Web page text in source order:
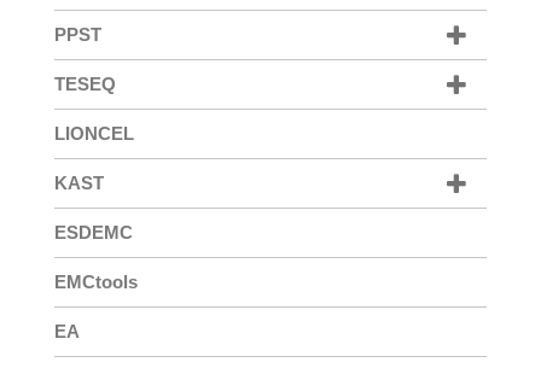
PPST
TESEQ
LIONCEL
KAST
ESDEMC
EMCtools
EA